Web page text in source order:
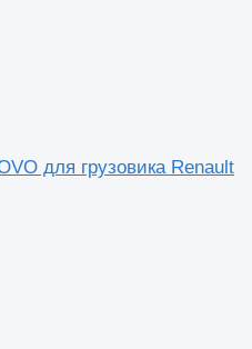
для грузовика Renault